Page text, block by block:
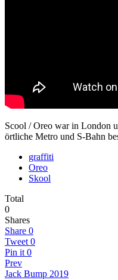
Scool / Oreo war in London
örtliche Metro und S-Bahn
graffiti
Oreo
Skool
Total
0
Shares
Share 0
Tweet 0
Pin it 0
Prev
Jack Bump 2019